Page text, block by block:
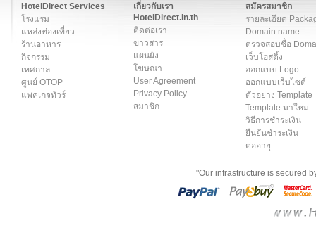
HotelDirect Services
โรงแรม
แหล่งท่องเที่ยว
ร้านอาหาร
กิจกรรม
เทศกาล
ศูนย์ OTOP
แพคเกจทัวร์
เกี่ยวกับเรา
HotelDirect.in.th
ติดต่อเรา
ข่าวสาร
แผนผัง
โฆษณา
User Agreement
Privacy Policy
สมาชิก
สมัครสมาชิก
รายละเอียด
Domain name
ตรวจสอบชื่อ
เว็บโฮสติ้ง
ออกแบบ Logo
ออกแบบเว็บไซต์
ตัวอย่าง Template
Template มาใหม่
วิธีการชำระเงิน
ยืนยันชำระเงิน
ต่ออายุ
"Our infrastructure is secured